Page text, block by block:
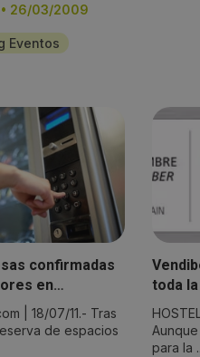
• 26/03/2009
Eventos
confirmadas
en
| 18/07/11.- Tras
de espacios
toda
para la